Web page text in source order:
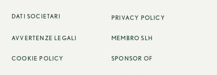
DATI SOCIETARI PRIVACY POLICY
AVVERTENZE LEGALI MEMBRO SLH
COOKIE POLICY SPONSOR OF